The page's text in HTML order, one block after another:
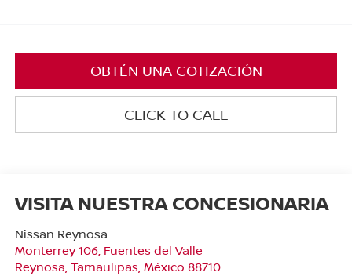
OBTÉN UNA COTIZACIÓN
CLICK TO CALL
VISITA NUESTRA CONCESIONARIA
Nissan Reynosa
Monterrey 106, Fuentes del Valle
Reynosa, Tamaulipas, México 88710